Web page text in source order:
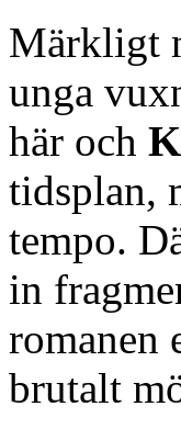
Märkligt
unga
här och
tidsplan,
tempo.
in
romanen
brutalt